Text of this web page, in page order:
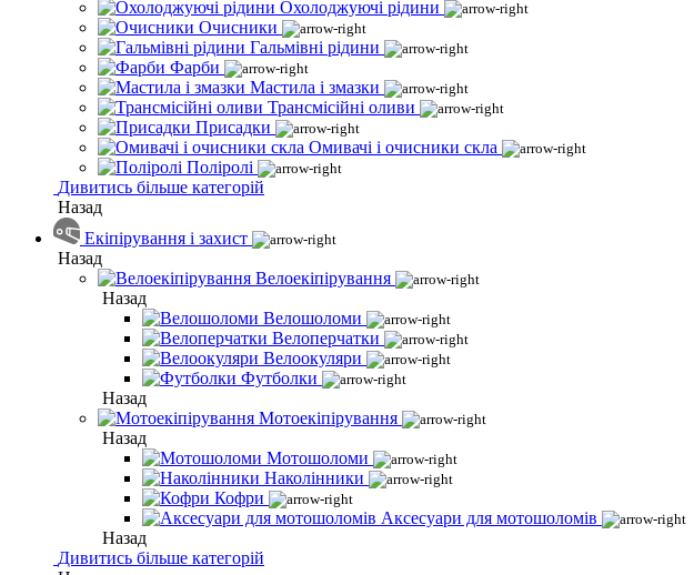
Охолоджуючі рідини
Очисники
Гальмівні рідини
Фарби
Мастила і змазки
Трансмісійні оливи
Присадки
Омивачі і очисники скла
Поліролі
Дивитись більше категорій
Назад
Екіпірування і захист
Назад
Велоекіпірування
Назад
Велошоломи
Велоперчатки
Велоокуляри
Футболки
Назад
Мотоекіпірування
Назад
Мотошоломи
Наколінники
Кофри
Аксесуари для мотошоломів
Назад
Дивитись більше категорій